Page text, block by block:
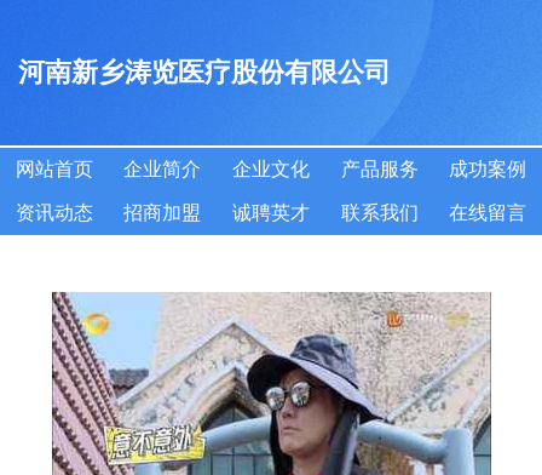
河南新乡涛览医疗股份有限公司
网站首页 企业简介 企业文化 产品服务 成功案例
资讯动态 招商加盟 诚聘英才 联系我们 在线留言